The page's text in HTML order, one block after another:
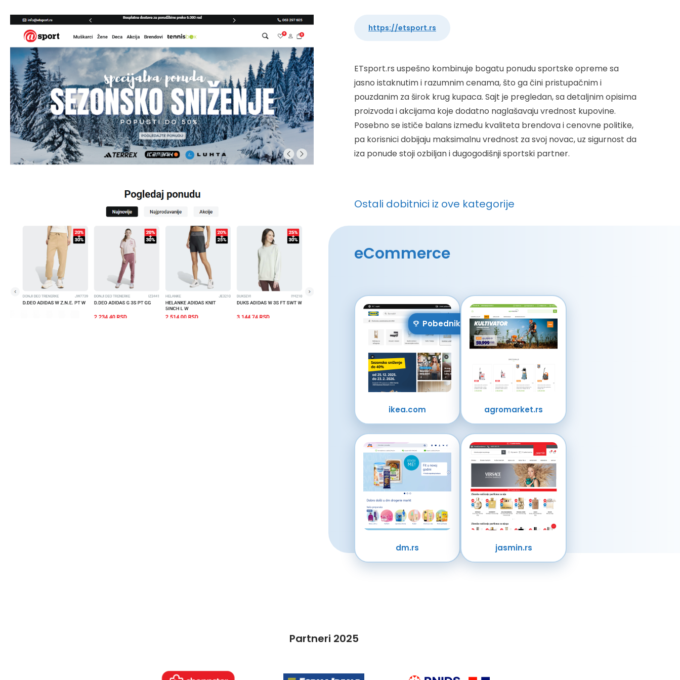
https://etsport.rs
ETsport.rs uspešno kombinuje bogatu ponudu sportske opreme sa
jasno istaknutim i razumnim cenama, što ga čini pristupačnim i
pouzdanim za širok krug kupaca. Sajt je pregledan, sa detaljnim opisima
proizvoda i akcijama koje dodatno naglašavaju vrednost kupovine.
Posebno se ističe balans između kvaliteta brendova i cenovne politike,
pa korisnici dobijaju maksimalnu vrednost za svoj novac, uz sigurnost da
iza ponude stoji ozbiljan i dugogodišnji sportski partner.
Ostali dobitnici iz ove kategorije
eCommerce
Pobednik
ikea.com agromarket.rs
dm.rs jasmin.rs
Partneri 2025